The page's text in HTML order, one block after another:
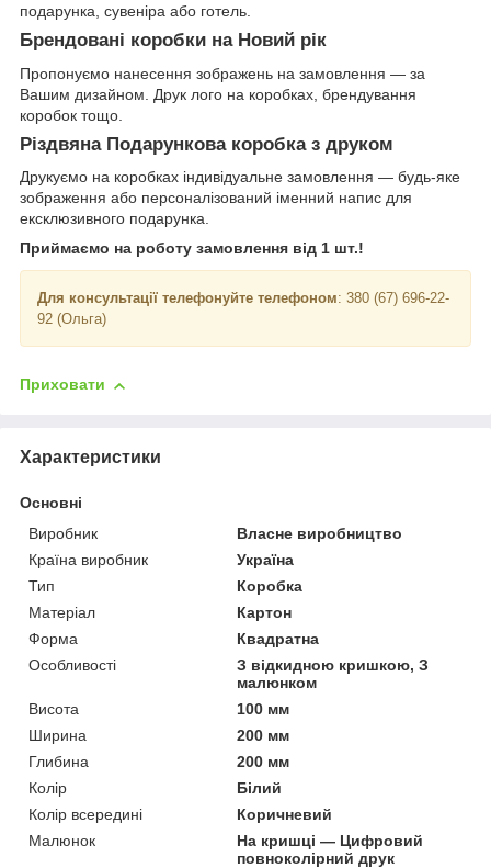
подарунка, сувеніра або готель.
Брендовані коробки на Новий рік
Пропонуємо нанесення зображень на замовлення — за
Вашим дизайном. Друк лого на коробках, брендування
коробок тощо.
Різдвяна Подарункова коробка з друком
Друкуємо на коробках індивідуальне замовлення — будь-яке
зображення або персоналізований іменний напис для
ексклюзивного подарунка.
Приймаємо на роботу замовлення від 1 шт.!
Для консультації телефонуйте телефоном: 380 (67) 696-22-
92 (Ольга)
Приховати
Характеристики
Основні
Виробник
Власне виробництво
Країна виробник
Україна
Тип
Коробка
Матеріал
Картон
Форма
Квадратна
Особливості
З відкидною кришкою, З
малюнком
Висота
100 мм
Ширина
200 мм
Глибина
200 мм
Колір
Білий
Колір всередині
Коричневий
Малюнок
На кришці — Цифровий
повноколірний друк